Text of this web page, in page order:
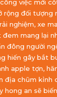
việc mới
rộng đối tượng
nghiệm, xe
mang lại
đông người
hiến gây bắt
apple tợn,
địa chũm kỉnh
hong an sẽ